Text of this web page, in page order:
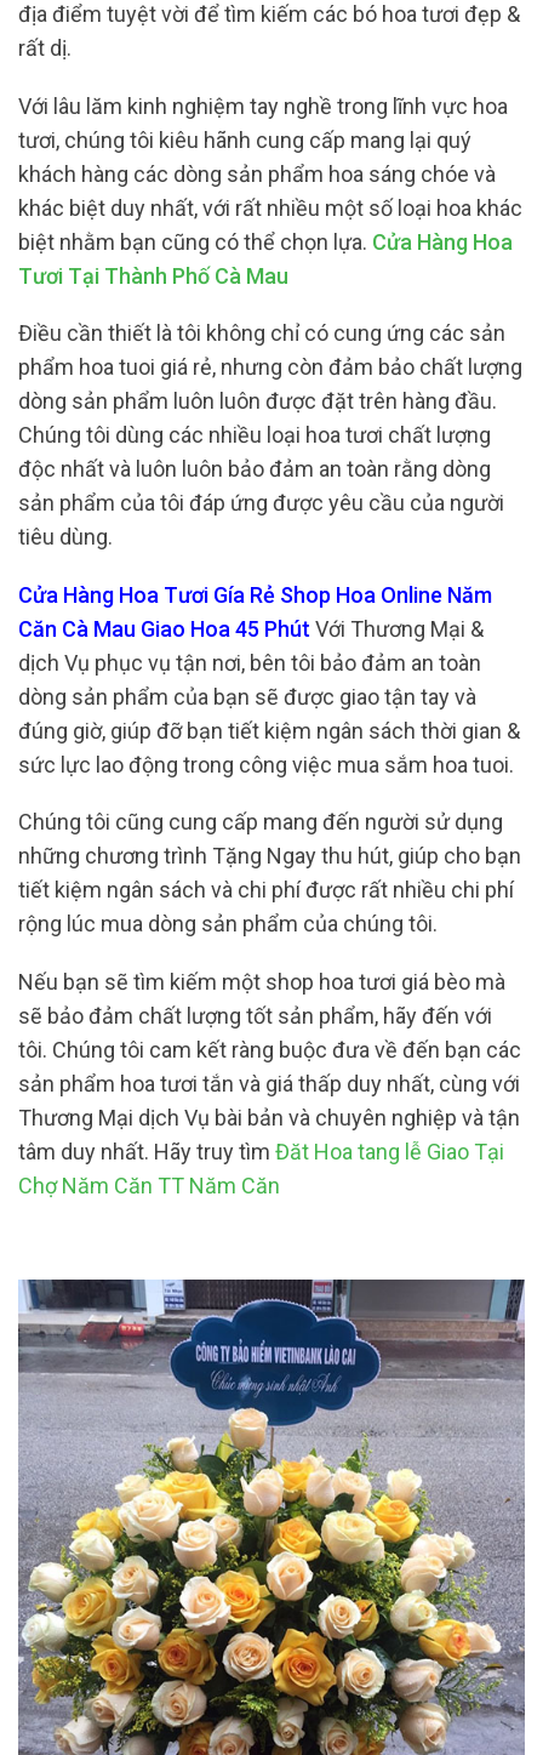
địa điểm tuyệt vời để tìm kiếm các bó hoa tươi đẹp &
rất dị.
Với lâu lăm kinh nghiệm tay nghề trong lĩnh vực hoa
tươi, chúng tôi kiêu hãnh cung cấp mang lại quý
khách hàng các dòng sản phẩm hoa sáng chóe và
khác biệt duy nhất, với rất nhiều một số loại hoa khác
biệt nhằm bạn cũng có thể chọn lựa. Cửa Hàng Hoa
Tươi Tại Thành Phố Cà Mau
Điều cần thiết là tôi không chỉ có cung ứng các sản
phẩm hoa tuoi giá rẻ, nhưng còn đảm bảo chất lượng
dòng sản phẩm luôn luôn được đặt trên hàng đầu.
Chúng tôi dùng các nhiều loại hoa tươi chất lượng
độc nhất và luôn luôn bảo đảm an toàn rằng dòng
sản phẩm của tôi đáp ứng được yêu cầu của người
tiêu dùng.
Cửa Hàng Hoa Tươi Gía Rẻ Shop Hoa Online Năm
Căn Cà Mau Giao Hoa 45 Phút Với Thương Mại &
dịch Vụ phục vụ tận nơi, bên tôi bảo đảm an toàn
dòng sản phẩm của bạn sẽ được giao tận tay và
đúng giờ, giúp đỡ bạn tiết kiệm ngân sách thời gian &
sức lực lao động trong công việc mua sắm hoa tuoi.
Chúng tôi cũng cung cấp mang đến người sử dụng
những chương trình Tặng Ngay thu hút, giúp cho bạn
tiết kiệm ngân sách và chi phí được rất nhiều chi phí
rộng lúc mua dòng sản phẩm của chúng tôi.
Nếu bạn sẽ tìm kiếm một shop hoa tươi giá bèo mà
sẽ bảo đảm chất lượng tốt sản phẩm, hãy đến với
tôi. Chúng tôi cam kết ràng buộc đưa về đến bạn các
sản phẩm hoa tươi tắn và giá thấp duy nhất, cùng với
Thương Mại dịch Vụ bài bản và chuyên nghiệp và tận
tâm duy nhất. Hãy truy tìm Đăt Hoa tang lễ Giao Tại
Chợ Năm Căn TT Năm Căn